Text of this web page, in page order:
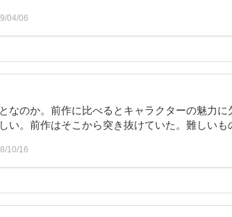
04/06
なのか。前作に比べるとキャラクターの魅力に
い。前作はそこから突き抜けていた。難しいも
10/16